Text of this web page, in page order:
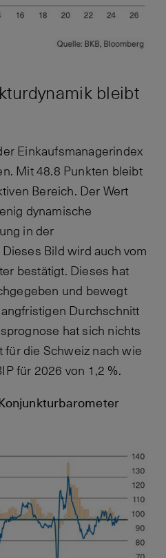
bleibt
Einkaufsmanagerindex
Mit 48.8 Punkten bleibt
Bereich. Der Wert
dynamische
in der
Bild wird auch vom
bestätigt. Dieses hat
und bewegt
Durchschnitt
hat sich nichts
für die Schweiz nach wie
für 2026 von 1,2 %.